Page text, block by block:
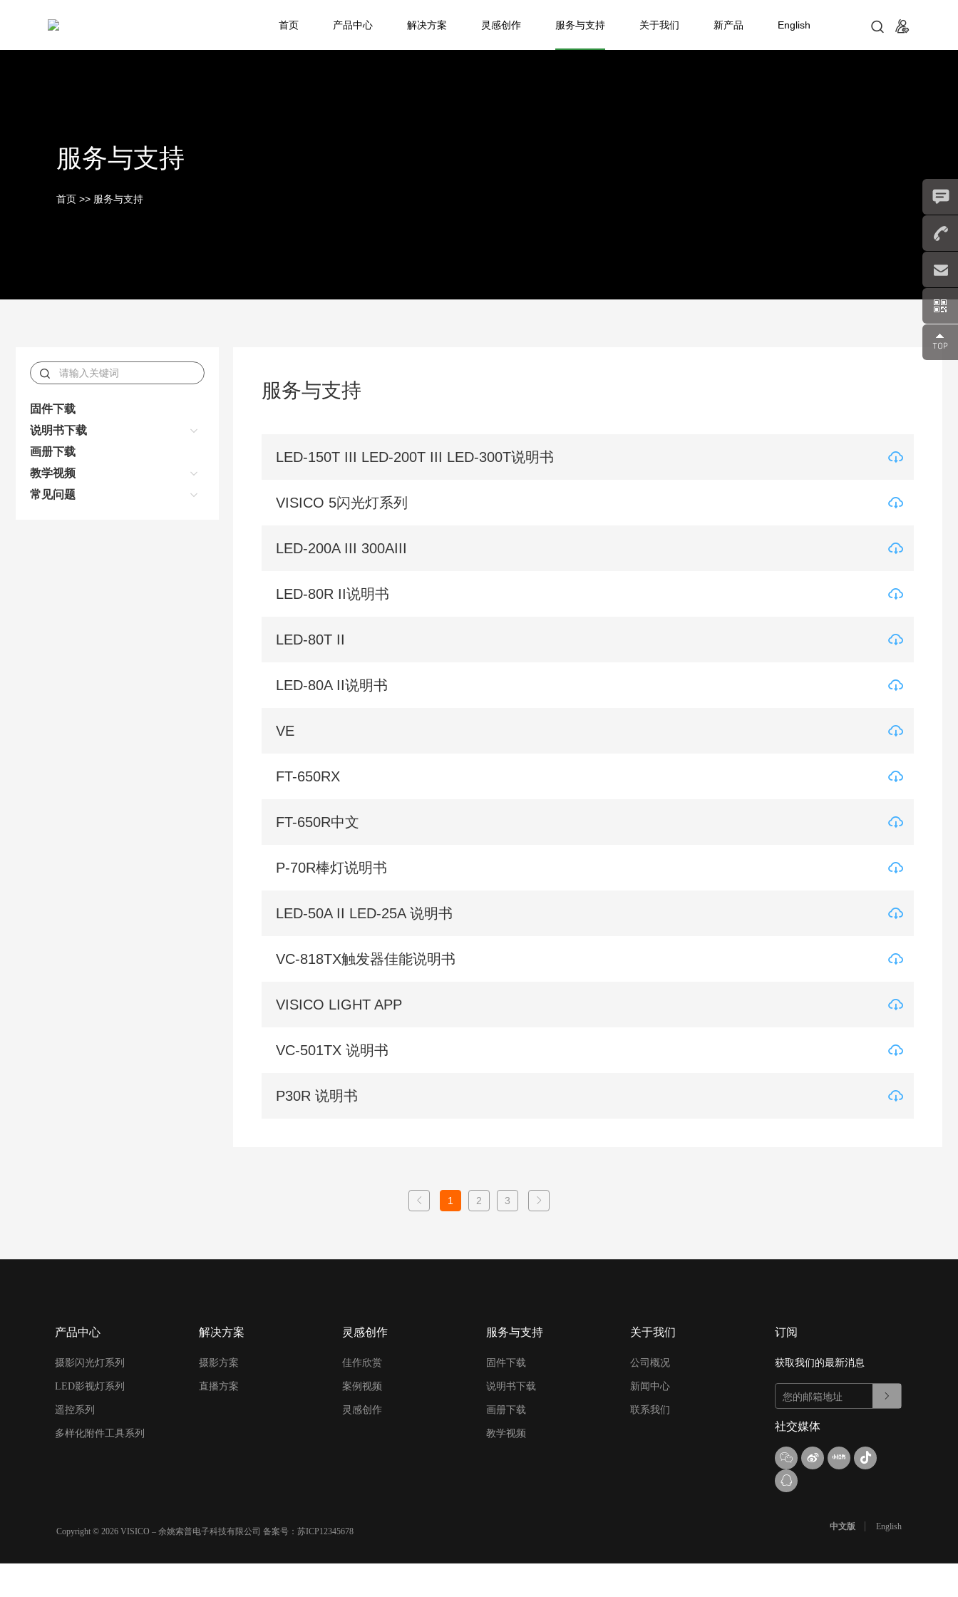
首页 产品中心 解决方案 灵感创作 服务与支持 关于我们 新产品 English
服务与支持
首页 >> 服务与支持
固件下载
说明书下载
画册下载
教学视频
常见问题
服务与支持
LED-150T III LED-200T III LED-300T说明书
VISICO 5闪光灯系列
LED-200A III 300AIII
LED-80R II说明书
LED-80T II
LED-80A II说明书
VE
FT-650RX
FT-650R中文
P-70R棒灯说明书
LED-50A II LED-25A 说明书
VC-818TX触发器佳能说明书
VISICO LIGHT APP
VC-501TX 说明书
P30R 说明书
1 2 3
产品中心
摄影闪光灯系列
LED影视灯系列
遥控系列
多样化附件工具系列
解决方案
摄影方案
直播方案
灵感创作
佳作欣赏
案例视频
灵感创作
服务与支持
固件下载
说明书下载
画册下载
教学视频
关于我们
公司概况
新闻中心
联系我们
订阅
获取我们的最新消息
社交媒体
Copyright © 2026 VISICO – 余姚索普电子科技有限公司 备案号：苏ICP12345678 中文版 English